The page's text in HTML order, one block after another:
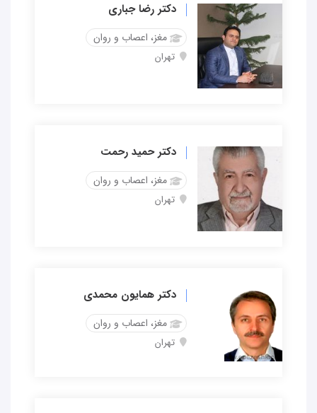
دکتر رضا جباری
مغز، اعصاب و روان
تهران
دکتر حمید رحمت
مغز، اعصاب و روان
تهران
دکتر همایون محمدی
مغز، اعصاب و روان
تهران